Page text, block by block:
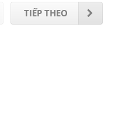
TIẾP THEO